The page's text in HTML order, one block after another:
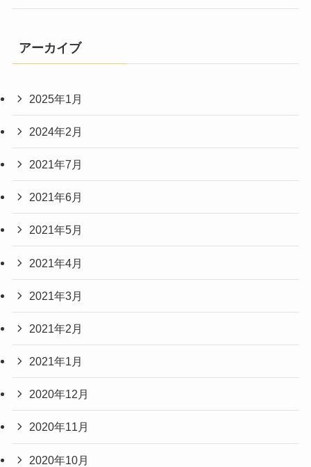
アーカイブ
2025年1月
2024年2月
2021年7月
2021年6月
2021年5月
2021年4月
2021年3月
2021年2月
2021年1月
2020年12月
2020年11月
2020年10月